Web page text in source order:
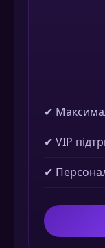
✔
✔ VIP
✔